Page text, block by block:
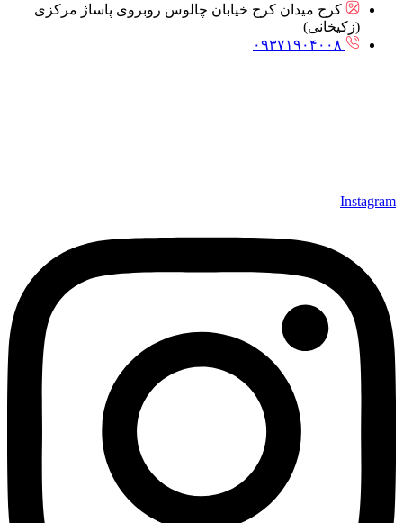
کرج میدان کرج خیابان چالوس روبروی پاساژ مرکزی
(زکیخانی)
۰۹۳۷۱۹۰۴۰۰۸
Instagram